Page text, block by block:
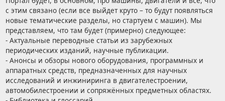
с этим связано (если все выйдет круто – то будут появляться
новые тематические разделы, но стартуем с машин). Мы
представляем, что там будет (примерно) следующее:
- Актуальные переводные статьи из зарубежных
периодических изданий, научные публикации.
- Анонсы и обзоры нового оборудования, программных и
аппаратных средств, предназначенных для научных
исследований и инжиниринга в двигателестроении,
автомобилестроении и сопряжённых предметных областях.